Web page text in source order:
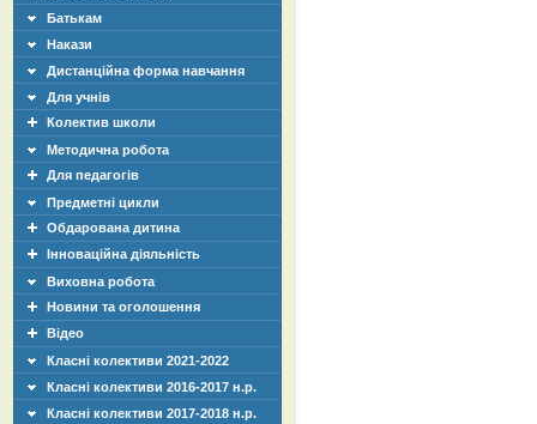
Батькам
Накази
Дистанційна форма навчання
Для учнів
Колектив школи
Методична робота
Для педагогів
Предметні цикли
Обдарована дитина
Інноваційна діяльність
Виховна робота
Новини та оголошення
Відео
Класні колективи 2021-2022
Класні колективи 2016-2017 н.р.
Класні колективи 2017-2018 н.р.